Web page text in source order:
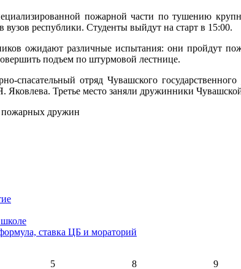
пожарной части по тушению
вузов республики. Студенты выйдут на старт в 15:00.
ожидают различные испытания: они пройдут
подъем по штурмовой лестнице.
отряд Чувашского
Третье место заняли дружинники
школе
ставка ЦБ и мораторий
5 8 9